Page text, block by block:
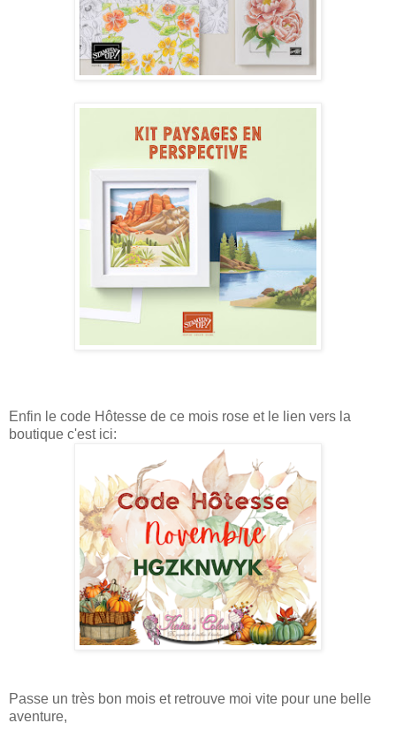
Enfin le code Hôtesse de ce mois rose et le lien vers la
boutique c'est ici:
Passe un très bon mois et retrouve moi vite pour une belle
aventure,